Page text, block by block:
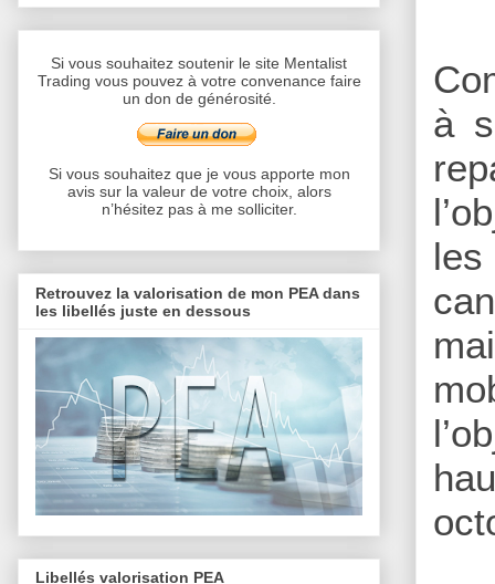
à
les
Si vous souhaitez soutenir le site Mentalist
Trading vous pouvez à votre convenance faire
un don de générosité.
Si vous souhaitez que je vous apporte mon
avis sur la valeur de votre choix, alors
n’hésitez pas à me solliciter.
Retrouvez la valorisation de mon PEA dans
les libellés juste en dessous
Libellés valorisation PEA